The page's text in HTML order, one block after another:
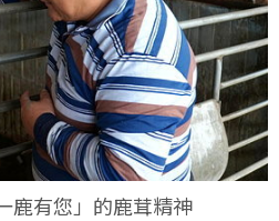
鹿有您」的鹿茸精神